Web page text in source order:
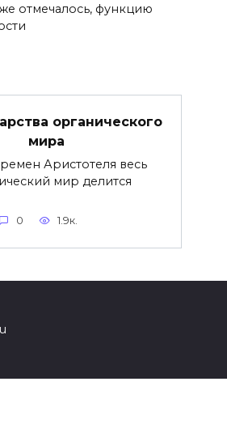
отмечалось, функцию
органического
мира
Аристотеля весь
мир делится
0 1.9к.